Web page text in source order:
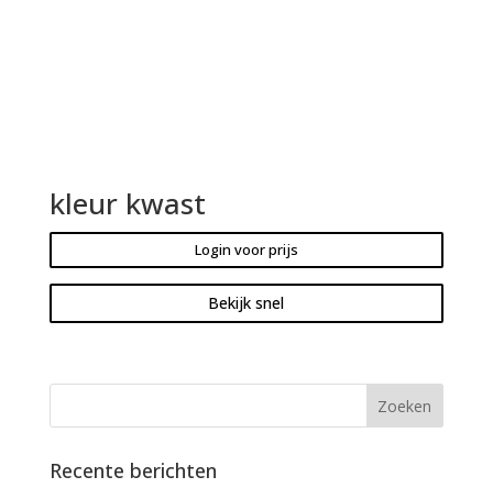
kleur kwast
Login voor prijs
Bekijk snel
Recente berichten